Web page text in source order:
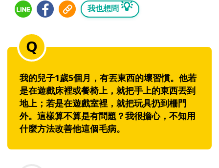
我也想問 💡
我的兒子1歲5個月，有丟東西的壞習慣。他若
是在遊戲床裡或餐椅上，就把手上的東西丟到
地上；若是在遊戲室裡，就把玩具扔到柵門
外。這樣算不算是有問題？我很擔心，不知用
什麼方法改善他這個毛病。